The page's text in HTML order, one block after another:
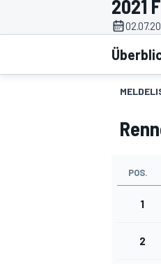
MOTOGP
2021
POS.
1
2